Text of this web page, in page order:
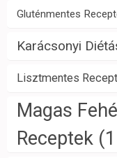
Gluténmentes
Karácsonyi
Lisztmentes
Magas
Receptek